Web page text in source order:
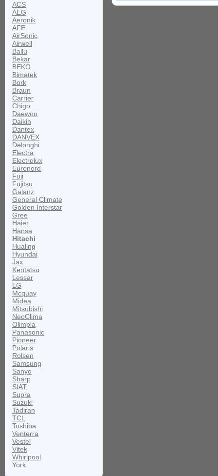
ACS
AEG
Aeronik
AFE
AirSonic
Airwell
Ballu
Bekar
BEKO
Bimatek
Bork
Braun
Carrier
Chigo
Daewoo
Daikin
Dantex
DANVEX
Delonghi
Electra
Electrolux
Euronord
Fuji
Fujitsu
Galanz
General Climate
Golden Interstar
Gree
Haier
Hansa
Hitachi
Hualing
Hyundai
Jax
Kentatsu
Lessar
LG
Mcquay
Midea
Mitsubishi
NeoClima
Olimpia
Panasonic
Pioneer
Polaris
Rolsen
Samsung
Sanyo
Sharp
SIAT
Supra
Suzuki
Tadiran
TCL
Toshiba
Venterra
Vestel
Vitek
Whirlpool
York